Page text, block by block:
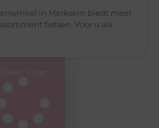
in Merksem biedt meer
fietsen. Voor u als